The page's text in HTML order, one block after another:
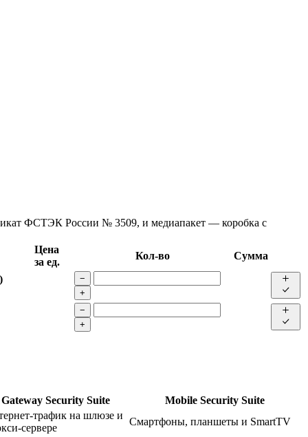
ФСТЭК России № 3509, и медиапакет — коробка с
Цена
за ед.
Кол-во
Сумма
−
+
−
+
Gateway Security Suite
Mobile Security Suite
трафик на шлюзе и
сервере
Смартфоны, планшеты и SmartTV